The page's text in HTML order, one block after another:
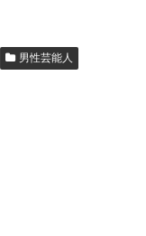
男性芸能人